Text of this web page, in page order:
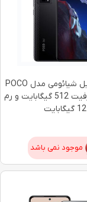
گوشی موبایل شیائومی مدل POCO
F5 PRO ظرفیت 512 گیگابایت و رم
12 گیگابایت
موجود نمی باشد